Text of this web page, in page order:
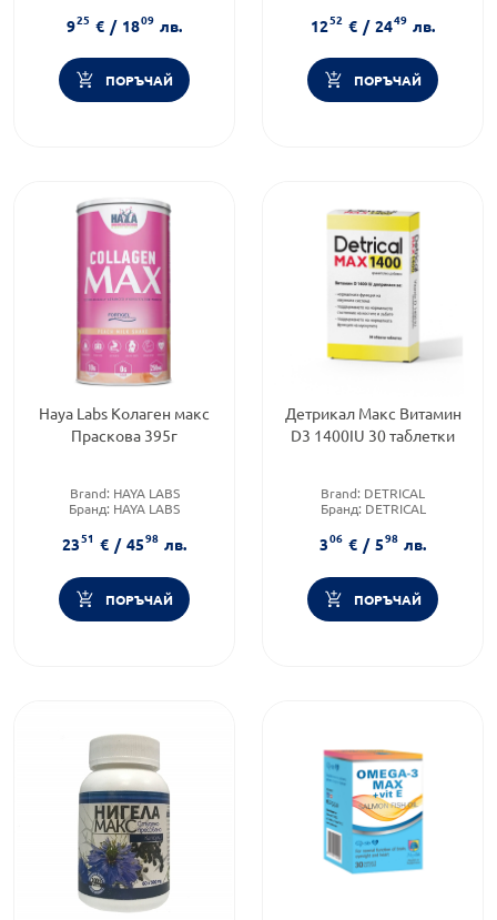
масла
925 € / 1809 лв.
ПОРЪЧАЙ
Brand: NUROFEN
1252 € / 2449 лв.
ПОРЪЧАЙ
Haya Labs Колаген макс
Праскова 395г
Brand: HAYA LABS
Бранд: HAYA LABS
2351 € / 4598 лв.
ПОРЪЧАЙ
Детрикал Макс Витамин
D3 1400IU 30 таблетки
Brand: DETRICAL
Бранд: DETRICAL
306 € / 598 лв.
ПОРЪЧАЙ